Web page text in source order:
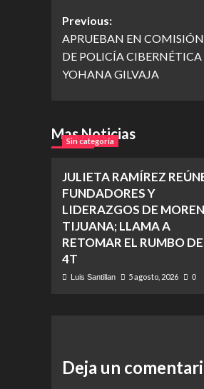
Post
navigation
Previous:
APRUEBAN EN
DE POLICÍA
YOHANA GILVAJA
Mas Noticias
Sin categoría
JULIETA RAMÍREZ
FUNDADORES Y
LIDERAZGOS DE
TIJUANA; LLAMA A
RETOMAR EL RUMBO
4T
Luis Santillan 5 agosto, 2026 0
Deja un